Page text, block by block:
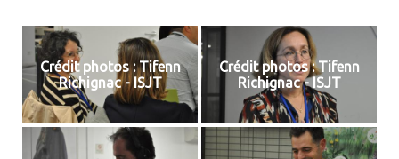
Crédit photos : Tifenn
Richignac - ISJT
Crédit photos : Tifenn
Richignac - ISJT